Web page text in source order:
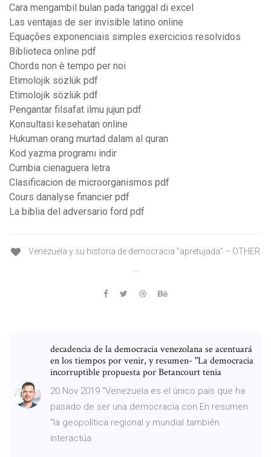
Cara mengambil bulan pada tanggal di excel
Las ventajas de ser invisible latino online
Equações exponenciais simples exercicios resolvidos
Biblioteca online pdf
Chords non è tempo per noi
Etimolojik sözlük pdf
Etimolojik sözlük pdf
Pengantar filsafat ilmu jujun pdf
Konsultasi kesehatan online
Hukuman orang murtad dalam al quran
Kod yazma programı indir
Cumbia cienaguera letra
Clasificacion de microorganismos pdf
Cours danalyse financier pdf
La biblia del adversario ford pdf
Venezuela y su historia de democracia “apretujada” – OTHER
decadencia de la democracia venezolana se acentuará
en los tiempos por venir, y resumen- "La democracia
incorruptible propuesta por Betancourt tenia
20 Nov 2019 “Venezuela es el único país que ha
pasado de ser una democracia con En resumen
“la geopolítica regional y mundial también
interactúa